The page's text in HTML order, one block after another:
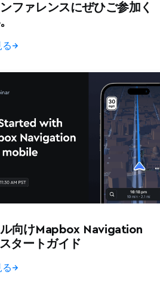
ファレンスにぜひご参加く
る→
向けMapbox Navigation
タートガイド
る→